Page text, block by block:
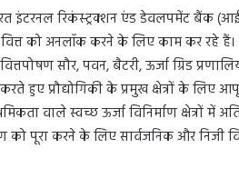
इंटरनल रिकंस्ट्रक्शन एंड डेवलपमेंट बैंक
को अनलॉक करने के लिए काम कर रहे
सौर, पवन, बैटरी, ऊर्जा ग्रिड
प्रौद्योगिकी के प्रमुख क्षेत्रों के लिए
वाले स्वच्छ ऊर्जा विनिर्माण क्षेत्रों में
पूरा करने के लिए सार्वजनिक और निजी